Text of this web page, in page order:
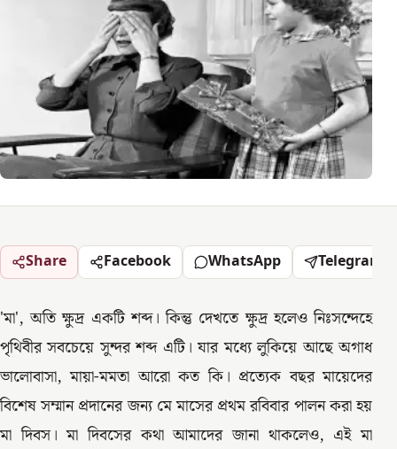
Share Facebook WhatsApp Telegram
'মা', অতি ক্ষুদ্র একটি শব্দ। কিন্তু দেখতে ক্ষুদ্র হলেও নিঃসন্দেহে
পৃথিবীর সবচেয়ে সুন্দর শব্দ এটি। যার মধ্যে লুকিয়ে আছে অগাধ
ভালোবাসা, মায়া-মমতা আরো কত কি। প্রত্যেক বছর মায়েদের
বিশেষ সম্মান প্রদানের জন্য মে মাসের প্রথম রবিবার পালন করা হয়
মা দিবস। মা দিবসের কথা আমাদের জানা থাকলেও, এই মা